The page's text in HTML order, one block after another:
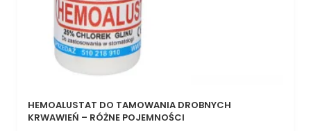
HEMOALUSTAT DO TAMOWANIA DROBNYCH
KRWAWIEŃ – RÓŻNE POJEMNOŚCI